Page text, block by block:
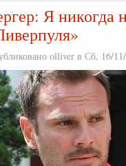
Я никогда
olliver в Сб, 16/